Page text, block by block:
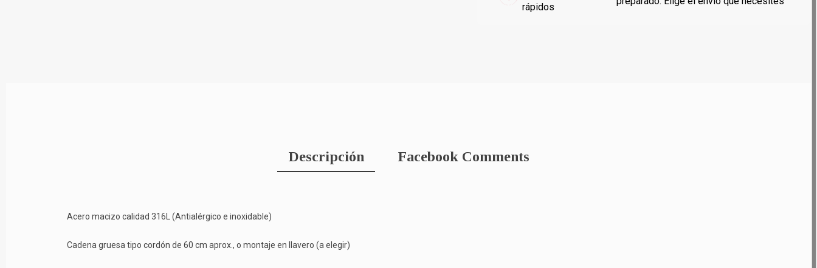
rápidos
Descripción Facebook Comments
Acero macizo calidad 316L (Antialérgico e inoxidable)
Cadena gruesa tipo cordón de 60 cm aprox., o montaje en llavero (a elegir)